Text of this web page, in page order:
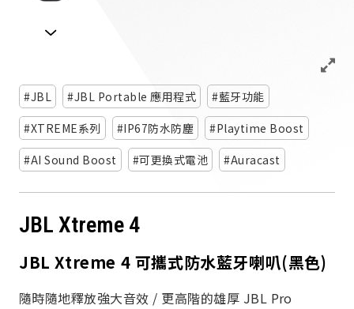
JBL JBL Portable 應用程式
藍牙功能
XTREME系列
IP67防水防塵
Playtime Boost
AI Sound Boost
可更換式電池 Auracast
JBL Xtreme 4
JBL Xtreme 4 可攜式防水藍牙喇叭(黑色)
隨時隨地釋放強大音效 / 更高階的雄厚 JBL Pro